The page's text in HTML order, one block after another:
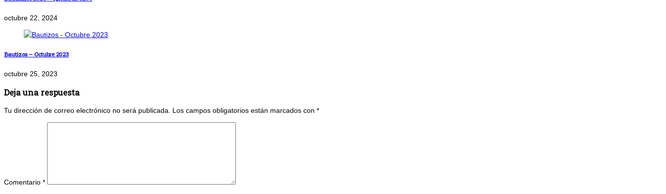
octubre 22, 2024
Bautizos – Octubre 2023
octubre 25, 2023
Deja una respuesta
Tu dirección de correo electrónico no será publicada. Los campos obligatorios están marcados con *
Comentario *